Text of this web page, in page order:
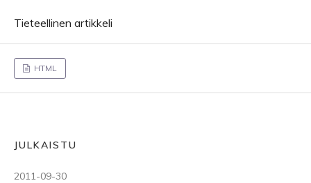
Tieteellinen artikkeli
HTML
JULKAISTU
2011-09-30